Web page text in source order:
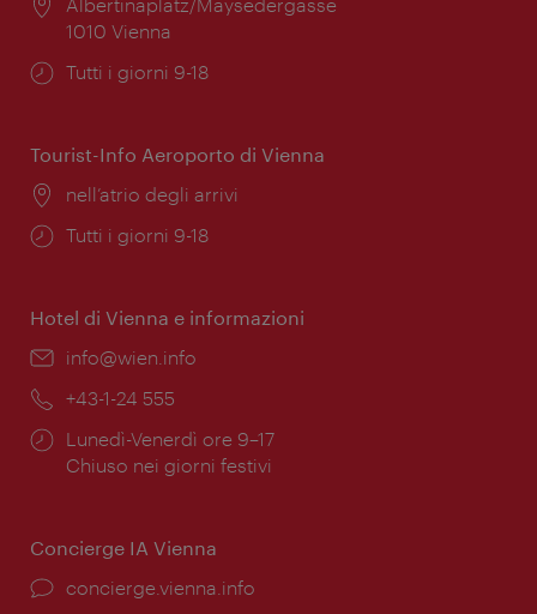
1010 Vienna
Orari
Tutti i giorni 9-18
Tourist-Info Aeroporto di Vienna
Posizione:
nell’atrio degli arrivi
Orari
Tutti i giorni 9-18
Hotel di Vienna e informazioni
Email:
info@wien.info
Telefono:
+43-1-24 555
Orari
di
Lunedì-Venerdì ore 9–17
Chiuso nei giorni festivi
Concierge IA Vienna
Ort:
concierge.vienna.info